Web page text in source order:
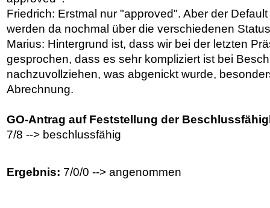
Friedrich: Erstmal nur "approved". Aber der
werden da nochmal über die verschiedenen
Marius: Hintergrund ist, dass wir bei der letzten
gesprochen, dass es sehr kompliziert ist bei
nachzuvollziehen, was abgenickt wurde,
Abrechnung.
GO-Antrag auf Feststellung der
7/8 --> beschlussfähig
Ergebnis: 7/0/0 --> angenommen